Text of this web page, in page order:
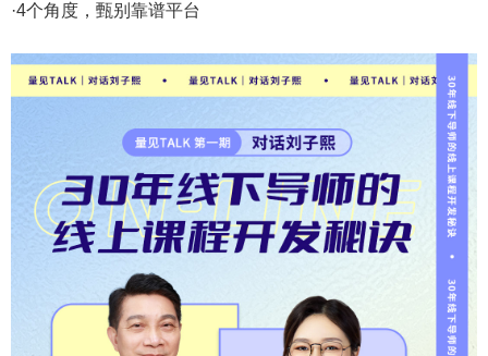
·4个角度，甄别靠谱平台